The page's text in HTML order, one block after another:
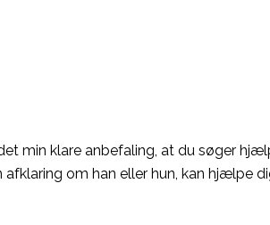
min klare anbefaling, at du søger
om han eller hun, kan hjælpe